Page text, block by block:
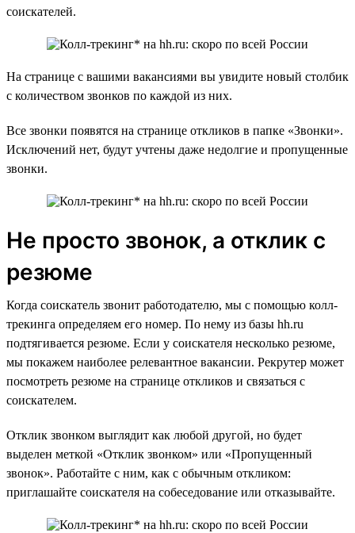
соискателей.
На странице с вашими вакансиями вы увидите новый столбик
с количеством звонков по каждой из них.
Все звонки появятся на странице откликов в папке «Звонки».
Исключений нет, будут учтены даже недолгие и пропущенные
звонки.
Не просто звонок, а отклик с
резюме
Когда соискатель звонит работодателю, мы с помощью колл-
трекинга определяем его номер. По нему из базы hh.ru
подтягивается резюме. Если у соискателя несколько резюме,
мы покажем наиболее релевантное вакансии. Рекрутер может
посмотреть резюме на странице откликов и связаться с
соискателем.
Отклик звонком выглядит как любой другой, но будет
выделен меткой «Отклик звонком» или «Пропущенный
звонок». Работайте с ним, как с обычным откликом:
приглашайте соискателя на собеседование или отказывайте.